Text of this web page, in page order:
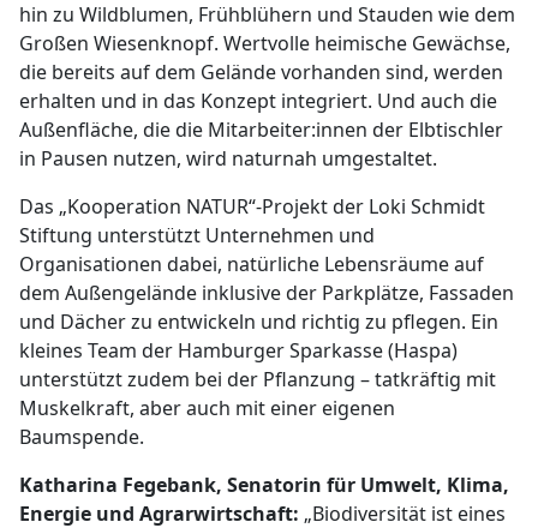
hin zu Wildblumen, Frühblühern und Stauden wie dem
Großen Wiesenknopf. Wertvolle heimische Gewächse,
die bereits auf dem Gelände vorhanden sind, werden
erhalten und in das Konzept integriert. Und auch die
Außenfläche, die die Mitarbeiter:innen der Elbtischler
in Pausen nutzen, wird naturnah umgestaltet.
Das „Kooperation NATUR“-Projekt der Loki Schmidt
Stiftung unterstützt Unternehmen und
Organisationen dabei, natürliche Lebensräume auf
dem Außengelände inklusive der Parkplätze, Fassaden
und Dächer zu entwickeln und richtig zu pflegen. Ein
kleines Team der Hamburger Sparkasse (Haspa)
unterstützt zudem bei der Pflanzung – tatkräftig mit
Muskelkraft, aber auch mit einer eigenen
Baumspende.
Katharina Fegebank, Senatorin für Umwelt, Klima,
Energie und Agrarwirtschaft: „Biodiversität ist eines